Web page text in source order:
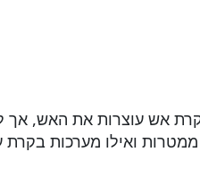
אש עוצרות את האש, אך
ואילו מערכות